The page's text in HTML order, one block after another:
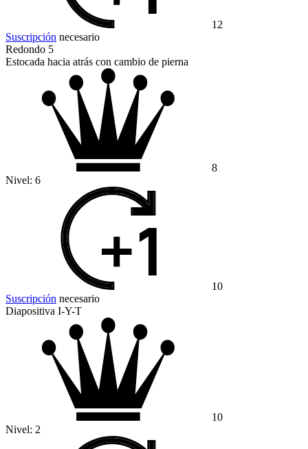
12
Suscripción necesario
Redondo 5
Estocada hacia atrás con cambio de pierna
8
Nivel: 6
10
Suscripción necesario
Diapositiva I-Y-T
10
Nivel: 2